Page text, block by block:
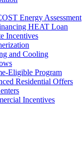
Energy Assessment
HEAT Loan
Incentives
and Cooling
Eligible Program
Residential Offers
Incentives